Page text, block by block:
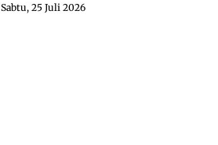
Sabtu, 25 Juli 2026